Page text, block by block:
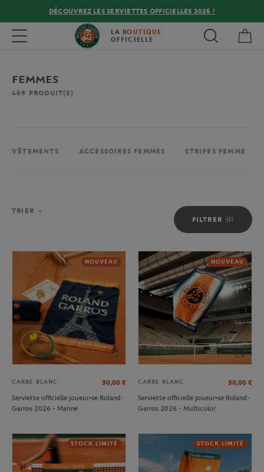
DÉCOUVREZ LES SERVIETTES OFFICIELLES 2026 !
Toggle navigation LA BOUTIQUE
OFFICIELLE
FEMMES
469 PRODUIT(S)
VÊTEMENTS ACCESSOIRES FEMMES STRIPES FEMME
FILTRER
TRIER
NOUVEAU
CARRE BLANC 50,00 €
Serviette officielle joueur•se Roland-
Garros 2026 - Marine
NOUVEAU
CARRE BLANC 50,00 €
Serviette officielle joueur•se Roland-
Garros 2026 - Multicolor
STOCK LIMITÉ STOCK LIMITÉ